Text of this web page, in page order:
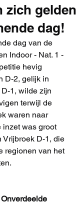
zich gelden
dag!
dag van de
Indoor - Nat. 1 -
hevig
D-2, gelijk in
1, wilde zijn
terwijl de
waren naar
inzet was groot
Vrijbroek D-1, die
regionen van het